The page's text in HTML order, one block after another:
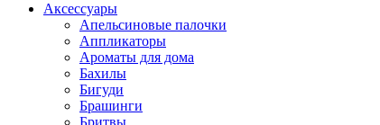
Аксессуары
Апельсиновые палочки
Аппликаторы
Ароматы для дома
Бахилы
Бигуди
Брашинги
Бритвы